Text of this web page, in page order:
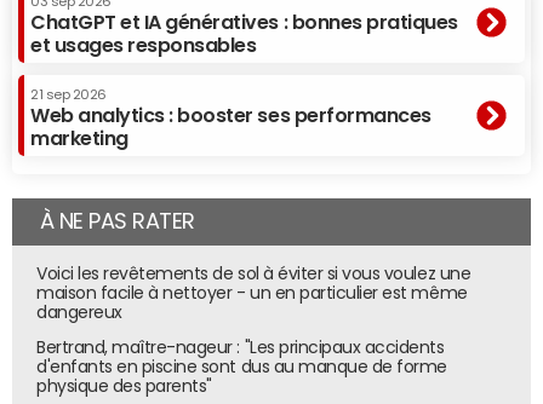
ChatGPT et IA génératives : bonnes pratiques
et usages responsables
21 sep 2026
Web analytics : booster ses performances
marketing
À NE PAS RATER
Voici les revêtements de sol à éviter si vous voulez une
maison facile à nettoyer - un en particulier est même
dangereux
Bertrand, maître-nageur : "Les principaux accidents
d'enfants en piscine sont dus au manque de forme
physique des parents"